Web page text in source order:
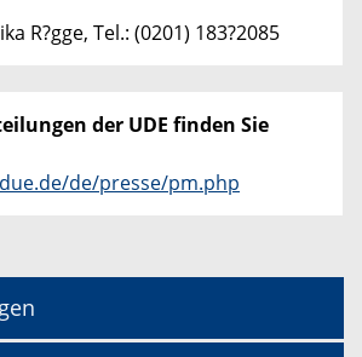
R?gge, Tel.: (0201) 183?2085
der UDE finden Sie
de/presse/pm.php